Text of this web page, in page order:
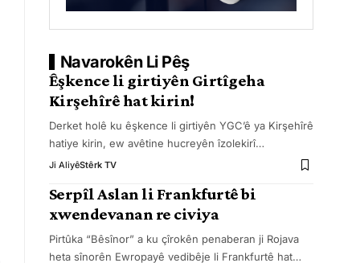
Navarokên Li Pêş
Êşkence li girtiyên Girtîgeha
Kirşehîrê hat kirin!
Derket holê ku êşkence li girtiyên YGC’ê ya Kirşehîrê
hatiye kirin, ew avêtine hucreyên îzolekirî…
Ji AliyêStêrk TV
Serpîl Aslan li Frankfurtê bi
xwendevanan re civiya
Pirtûka “Bêsînor” a ku çîrokên penaberan ji Rojava
heta sînorên Ewropayê vedibêje li Frankfurtê hat…